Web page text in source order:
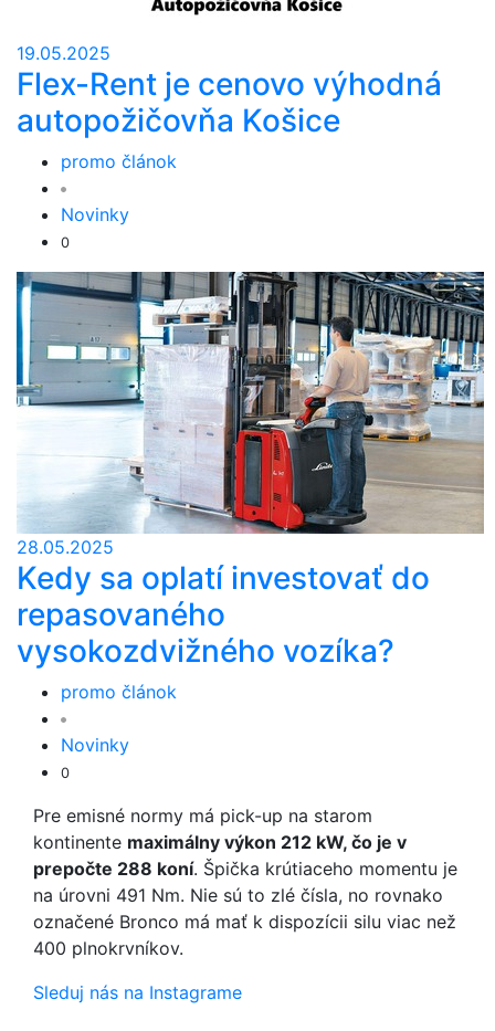
19.05.2025
Flex-Rent je cenovo výhodná
autopožičovňa Košice
promo článok
Novinky
0
28.05.2025
Kedy sa oplatí investovať do
repasovaného
vysokozdvižného vozíka?
promo článok
Novinky
0
Pre emisné normy má pick-up na starom
kontinente maximálny výkon 212 kW, čo je v
prepočte 288 koní. Špička krútiaceho momentu je
na úrovni 491 Nm. Nie sú to zlé čísla, no rovnako
označené Bronco má mať k dispozícii silu viac než
400 plnokrvníkov.
Sleduj nás na Instagrame